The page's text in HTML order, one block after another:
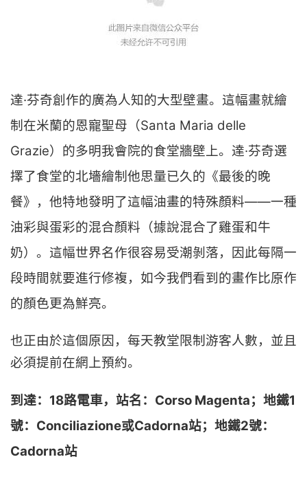
達·芬奇創作的廣為人知的大型壁畫。這幅畫就繪
制在米蘭的恩寵聖母（Santa Maria delle
Grazie）的多明我會院的食堂牆壁上。達·芬奇選
擇了食堂的北墻繪制他思量已久的《最後的晚
餐》，他特地發明了這幅油畫的特殊顏料——一種
油彩與蛋彩的混合顏料（據說混合了雞蛋和牛
奶）。這幅世界名作很容易受潮剝落，因此每隔一
段時間就要進行修複，如今我們看到的畫作比原作
的顏色更為鮮亮。
也正由於這個原因，每天教堂限制游客人數，並且
必須提前在網上預約。
到達：18路電車，站名：Corso Magenta； 地鐵1
號：Conciliazione或Cadorna站；地鐵2號：
Cadorna站